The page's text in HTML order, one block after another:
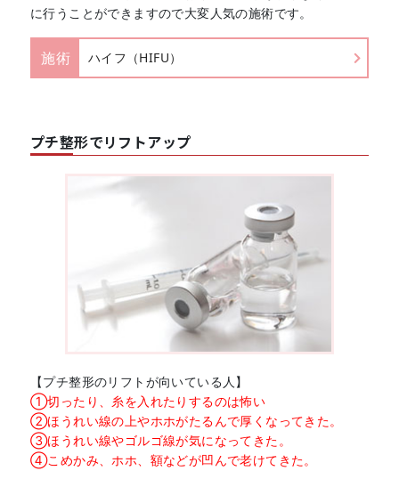
に行うことができますので大変人気の施術です。
施術 ハイフ（HIFU）
プチ整形でリフトアップ
【プチ整形のリフトが向いている人】
①切ったり、糸を入れたりするのは怖い
②ほうれい線の上やホホがたるんで厚くなってきた。
③ほうれい線やゴルゴ線が気になってきた。
④こめかみ、ホホ、額などが凹んで老けてきた。